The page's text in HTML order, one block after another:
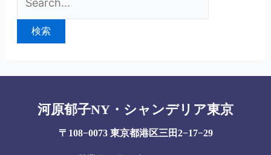
河原郁子NY・シャンデリア東京
〒108−0073 東京都港区三田2−17−29